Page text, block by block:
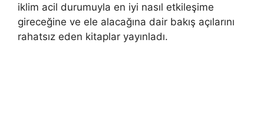
iklim acil durumuyla en iyi nasıl etkileşime
gireceğine ve ele alacağına dair bakış açılarını
rahatsız eden kitaplar yayınladı.